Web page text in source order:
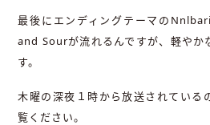
最後にエンディングテーマの
and Sourが流れるんですが、軽やか
す。
木曜の深夜１時から放送されている
覧ください。